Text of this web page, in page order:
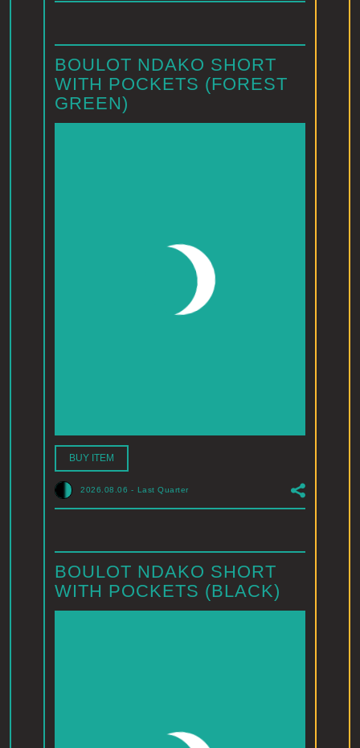
BOULOT NDAKO SHORT
WITH POCKETS (FOREST
GREEN)
BUY ITEM
2026.08.06 - Last Quarter
BOULOT NDAKO SHORT
WITH POCKETS (BLACK)